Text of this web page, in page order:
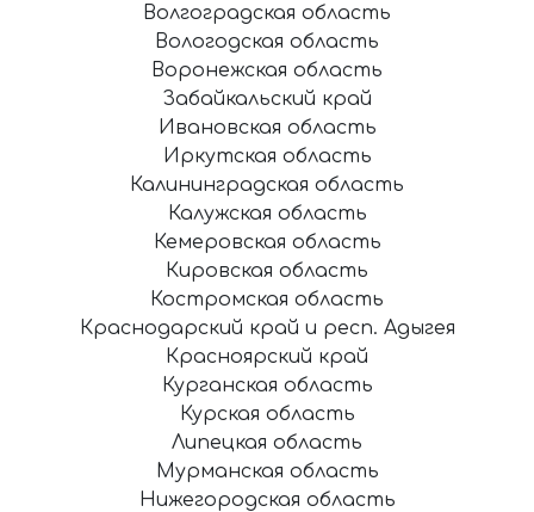
Волгоградская область
Вологодская область
Воронежская область
Забайкальский край
Ивановская область
Иркутская область
Калининградская область
Калужская область
Кемеровская область
Кировская область
Костромская область
Краснодарский край и респ. Адыгея
Красноярский край
Курганская область
Курская область
Липецкая область
Мурманская область
Нижегородская область